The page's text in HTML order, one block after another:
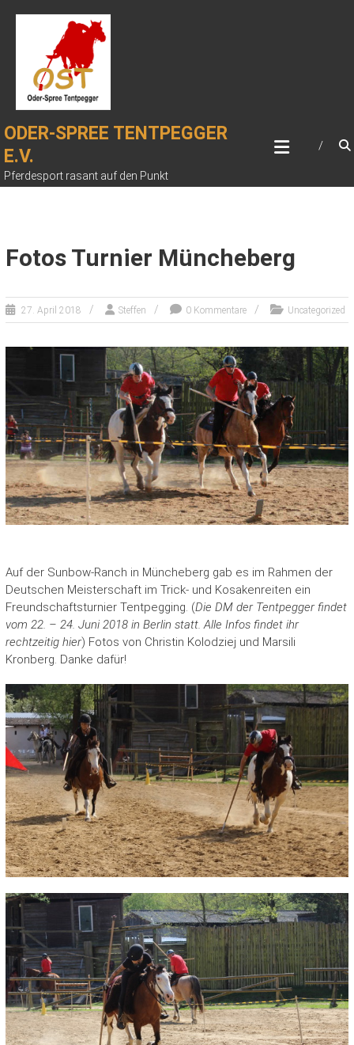
ODER-SPREE TENTPEGGER
E.V.
Pferdesport rasant auf den Punkt
Fotos Turnier Müncheberg
27. April 2018 Steffen 0 Kommentare Uncategorized
Auf der Sunbow-Ranch in Müncheberg gab es im Rahmen der
Deutschen Meisterschaft im Trick- und Kosakenreiten ein
Freundschaftsturnier Tentpegging. (Die DM der Tentpegger findet
vom 22. – 24. Juni 2018 in Berlin statt. Alle Infos findet ihr
rechtzeitig hier) Fotos von Christin Kolodziej und Marsili
Kronberg. Danke dafür!